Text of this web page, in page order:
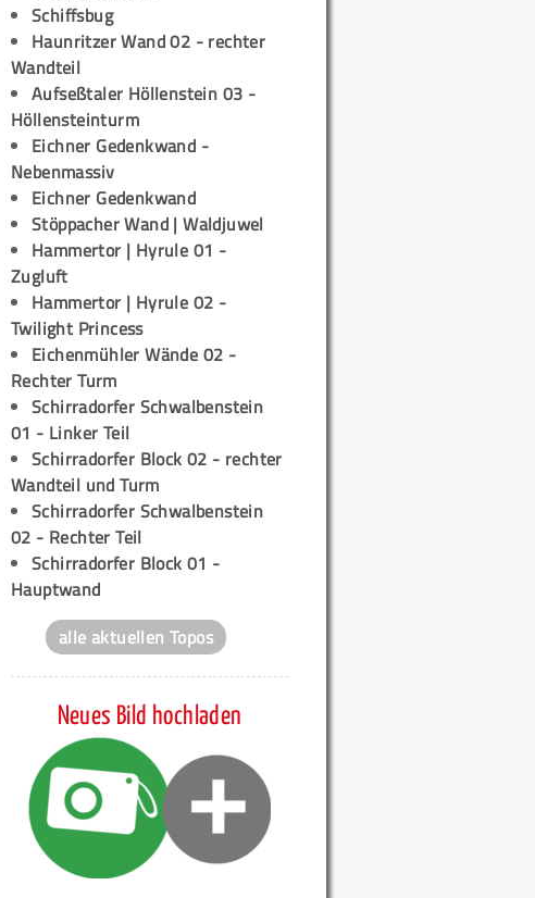
Schiffsbug
Haunritzer Wand 02 - rechter
Wandteil
Aufseßtaler Höllenstein 03 -
Höllensteinturm
Eichner Gedenkwand -
Nebenmassiv
Eichner Gedenkwand
Stöppacher Wand | Waldjuwel
Hammertor | Hyrule 01 -
Zugluft
Hammertor | Hyrule 02 -
Twilight Princess
Eichenmühler Wände 02 -
Rechter Turm
Schirradorfer Schwalbenstein
01 - Linker Teil
Schirradorfer Block 02 - rechter
Wandteil und Turm
Schirradorfer Schwalbenstein
02 - Rechter Teil
Schirradorfer Block 01 -
Hauptwand
alle aktuellen Topos
Neues Bild hochladen